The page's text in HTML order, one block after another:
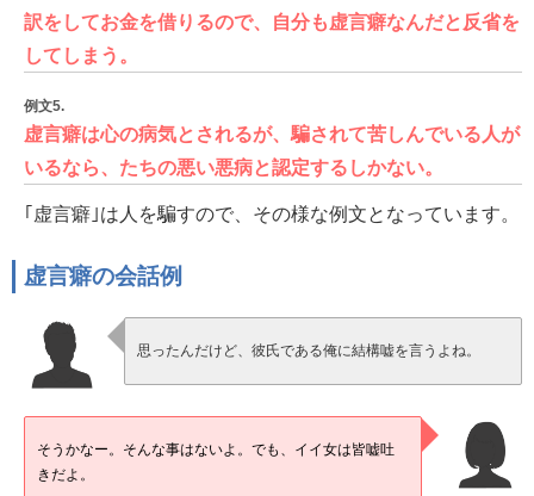
訳をしてお金を借りるので、自分も虚言癖なんだと反省を
してしまう。
例文5.
虚言癖は心の病気とされるが、騙されて苦しんでいる人が
いるなら、たちの悪い悪病と認定するしかない。
｢虚言癖｣は人を騙すので、その様な例文となっています。
虚言癖の会話例
思ったんだけど、彼氏である俺に結構嘘を言うよね。
そうかなー。そんな事はないよ。でも、イイ女は皆嘘吐
きだよ。